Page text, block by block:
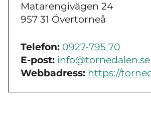
Matarengivägen 24
957 31 Övertorneå
Telefon: 0927-795 70
E-post: info@tornedalen.se
Webbadress: https://